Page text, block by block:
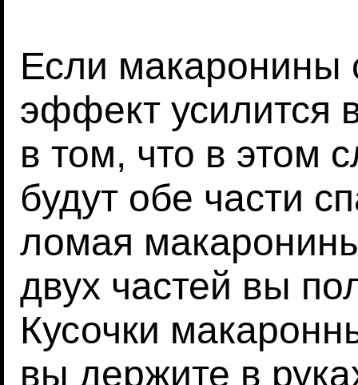
Если макаронины
эффект усилится
в том, что в этом
будут обе части
ломая
двух частей вы
Кусочки
вы держите в